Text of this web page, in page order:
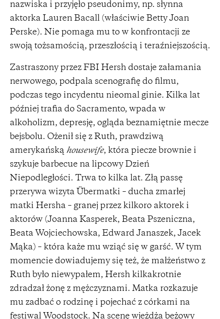
nazwiska i przyjęło pseudonimy, np. słynna
aktorka Lauren Bacall (właściwie Betty Joan
Perske). Nie pomaga mu to w konfrontacji ze
swoją tożsamością, przeszłością i teraźniejszością.
Zastraszony przez FBI Hersh dostaje załamania
nerwowego, podpala scenografię do filmu,
podczas tego incydentu nieomal ginie. Kilka lat
później trafia do Sacramento, wpada w
alkoholizm, depresję, ogląda beznamiętnie mecze
bejsbolu. Ożenił się z Ruth, prawdziwą
amerykańską housewife, która piecze brownie i
szykuje barbecue na lipcowy Dzień
Niepodległości. Trwa to kilka lat. Złą passę
przerywa wizyta Übermatki – ducha zmarłej
matki Hersha – granej przez kilkoro aktorek i
aktorów (Joanna Kasperek, Beata Pszeniczna,
Beata Wojciechowska, Edward Janaszek, Jacek
Mąka) – która każe mu wziąć się w garść. W tym
momencie dowiadujemy się też, że małżeństwo z
Ruth było niewypałem, Hersh kilkakrotnie
zdradzał żonę z mężczyznami. Matka rozkazuje
mu zadbać o rodzinę i pojechać z córkami na
festiwal Woodstock. Na scenę wjeżdża beżowy